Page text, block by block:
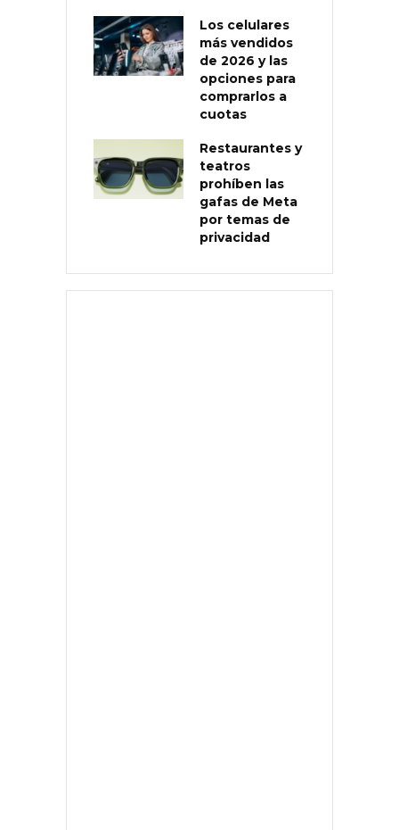
Los celulares
más vendidos
de 2026 y las
opciones para
comprarlos a
cuotas
Restaurantes y
teatros
prohíben las
gafas de Meta
por temas de
privacidad